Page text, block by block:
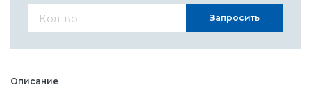
Описание
Запросить